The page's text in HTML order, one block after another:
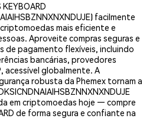
facilmente
mais eficiente e
Aproveite compras seguras e
de pagamento flexíveis, incluindo
bancárias, provedores
acessível globalmente. A
robusta da Phemex tornam a
em criptomoedas hoje — compre
de forma segura e confiante na